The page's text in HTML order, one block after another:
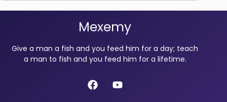
Mexemy
Give a man a fish and you feed him for a day; teach
a man to fish and you feed him for a lifetime.